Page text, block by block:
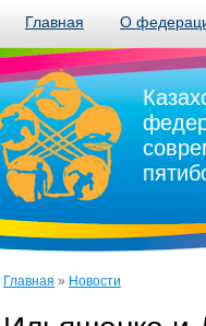
Главная О
Главная » Новости